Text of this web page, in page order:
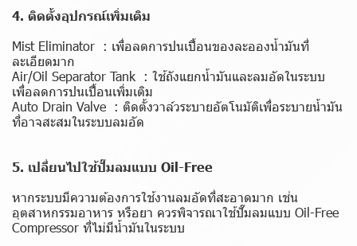
4. ติดตั้งอุปกรณ์เพิ่มเติม
Mist Eliminator : เพื่อลดการปนเปื้อนของละอองน้ำมันที่
ละเอียดมาก
Air/Oil Separator Tank : ใช้ถังแยกน้ำมันและลมอัดในระบบ
เพื่อลดการปนเปื้อนเพิ่มเติม
Auto Drain Valve : ติดตั้งวาล์วระบายอัตโนมัติเพื่อระบายน้ำมัน
ที่อาจสะสมในระบบลมอัด
5. เปลี่ยนไปใช้ปั๊มลมแบบ Oil-Free
หากระบบมีความต้องการใช้งานลมอัดที่สะอาดมาก เช่น
อุตสาหกรรมอาหาร หรือยา ควรพิจารณาใช้ปั๊มลมแบบ Oil-Free
Compressor ที่ไม่มีน้ำมันในระบบ